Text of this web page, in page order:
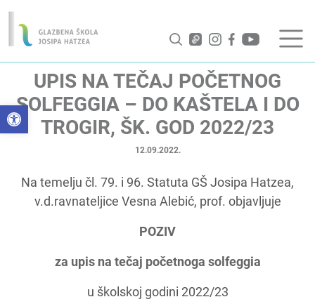
Open toolbar
UPIS NA TEČAJ POČETNOG
SOLFEGGIA – DO KAŠTELA I DO
TROGIR, ŠK. GOD 2022/23
12.09.2022.
Na temelju čl. 79. i 96. Statuta GŠ Josipa Hatzea,
v.d.ravnateljice Vesna Alebić, prof. objavljuje
POZIV
za upis na tečaj početnoga solfeggia
u školskoj godini 2022/23